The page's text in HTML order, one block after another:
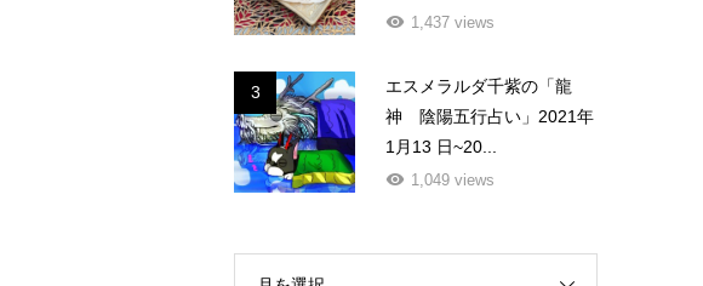
1,437 views
3
エスメラルダ千紫の「龍
神 陰陽五行占い」2021年
1月13 日~20...
1,049 views